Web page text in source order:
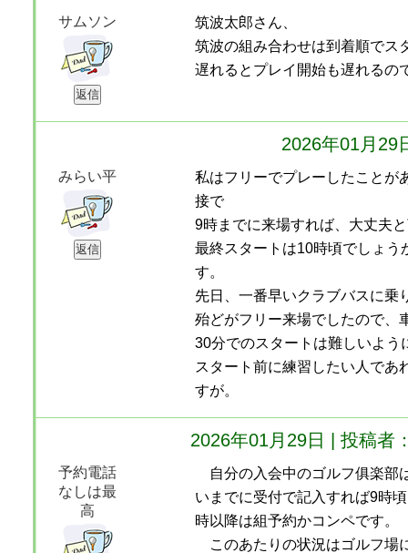
サムソン
筑波太郎さん、
筑波の組み合わせは到着順でス
遅れるとプレイ開始も遅れるの
2026年01月29
みらい平
私はフリーでプレーしたことが
接で
9時までに来場すれば、大丈夫
最終スタートは10時頃でしょう
す。
先日、一番早いクラブバスに乗
殆どがフリー来場でしたので、
30分でのスタートは難しいよう
スタート前に練習したい人であ
すが。
2026年01月29日 | 投稿者
予約電話
なしは最
高
自分の入会中のゴルフ俱楽部
いまでに受付で記入すれば9時
時以降は組予約かコンペです。
このあたりの状況はゴルフ場